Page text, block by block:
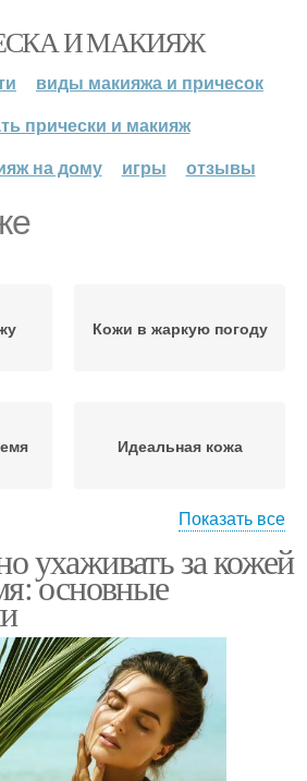
И МАКИЯЖ
виды макияжа и причесок
прически и макияж
на дому
игры отзывы
Кожи в жаркую погоду
Идеальная кожа
Морщины на коже
Показать все
ухаживать за кожей
основные